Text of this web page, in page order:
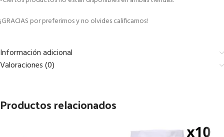
¡GRACIAS por preferirnos y no olvides calificarnos!
Información adicional
Valoraciones (0)
Productos relacionados